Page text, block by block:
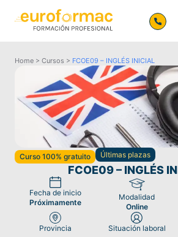
Home > Cursos > FCOE09 – INGLÉS INICIAL
Curso 100% gratuito Últimas plazas
FCOE09 – INGLÉS
Fecha de inicio
Próximamente
Modalidad
Online
Provincia Situación laboral